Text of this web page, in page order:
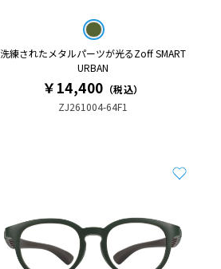
洗練されたメタルパーツが光るZoff SMART
URBAN
￥14,400 （税込）
ZJ261004-64F1